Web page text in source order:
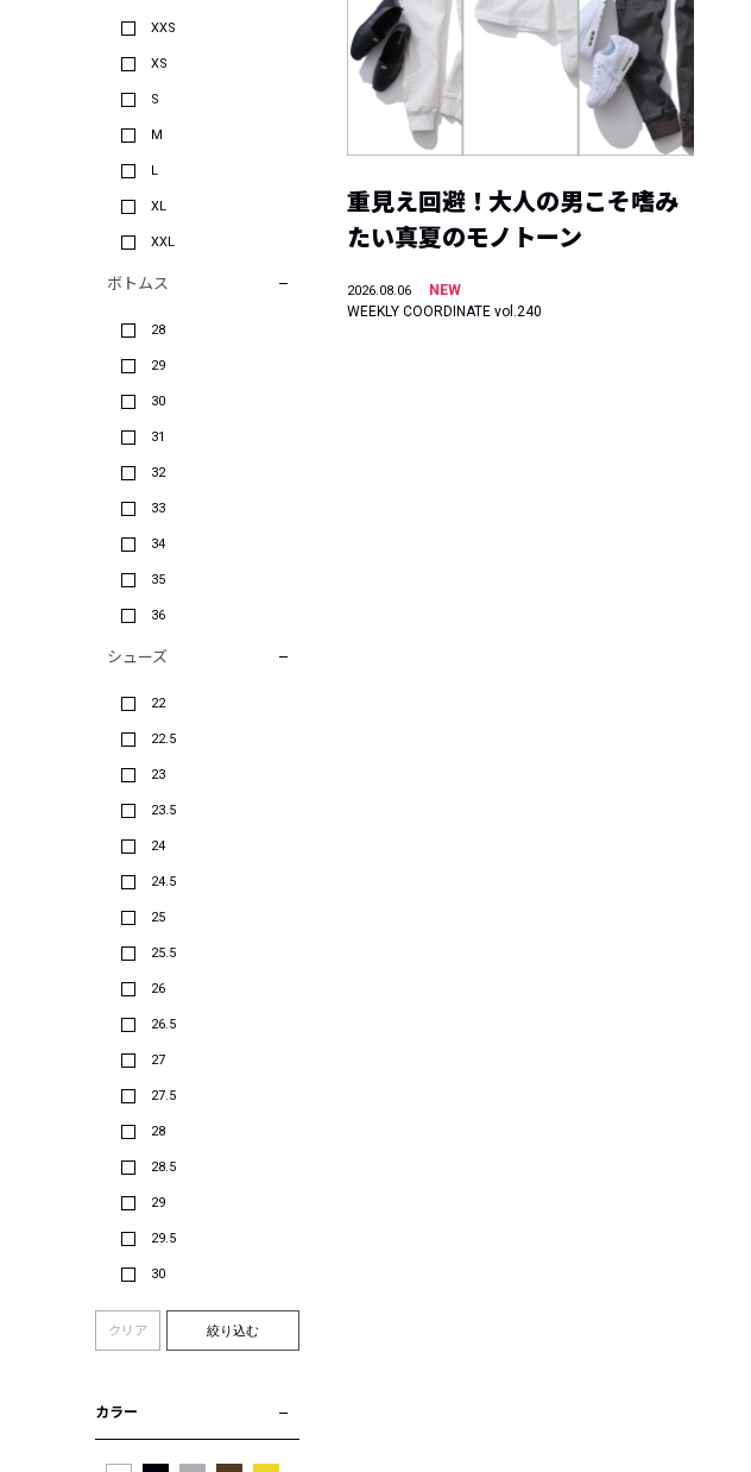
XXS
XS
S
M
L
XL
XXL
ボトムス
28
29
30
31
32
33
34
35
36
シューズ
22
22.5
23
23.5
24
24.5
25
25.5
26
26.5
27
27.5
28
28.5
29
29.5
30
クリア 絞り込む
カラー
重見え回避！大人の男こそ嗜み
たい真夏のモノトーン
2026.08.06
NEW
WEEKLY COORDINATE vol.240